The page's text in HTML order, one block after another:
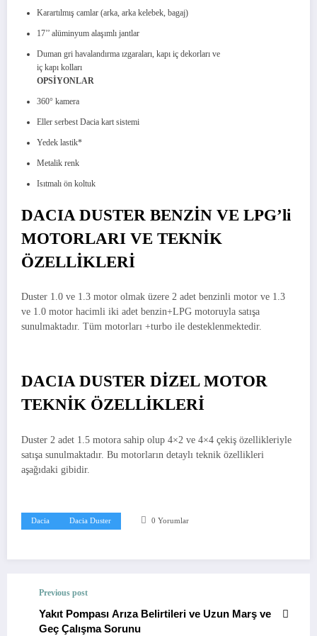
Karartılmış camlar (arka, arka kelebek, bagaj)
17’’ alüminyum alaşımlı jantlar
Duman gri havalandırma ızgaraları, kapı iç dekorları ve
iç kapı kolları
OPSİYONLAR
360° kamera
Eller serbest Dacia kart sistemi
Yedek lastik*
Metalik renk
Isıtmalı ön koltuk
DACIA DUSTER BENZİN VE LPG’li
MOTORLARI VE TEKNİK
ÖZELLİKLERİ
Duster 1.0 ve 1.3 motor olmak üzere 2 adet benzinli motor ve 1.3
ve 1.0 motor hacimli iki adet benzin+LPG motoruyla satışa
sunulmaktadır. Tüm motorları +turbo ile desteklenmektedir.
DACIA DUSTER DİZEL MOTOR
TEKNİK ÖZELLİKLERİ
Duster 2 adet 1.5 motora sahip olup 4×2 ve 4×4 çekiş özellikleriyle
satışa sunulmaktadır. Bu motorların detaylı teknik özellikleri
aşağıdaki gibidir.
Dacia Dacia Duster 0 Yorumlar
Previous post
Yakıt Pompası Arıza Belirtileri ve Uzun Marş ve
Geç Çalışma Sorunu